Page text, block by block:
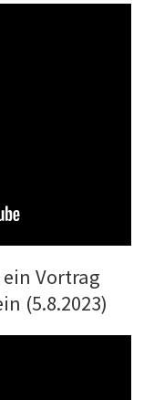
Vortrag
(5.8.2023)